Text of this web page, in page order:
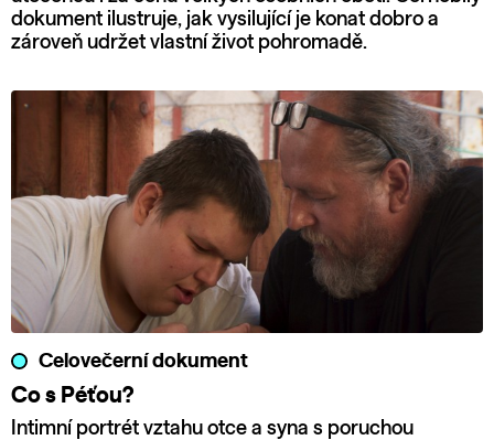
dokument ilustruje, jak vysilující je konat dobro a
zároveň udržet vlastní život pohromadě.
Celovečerní dokument
Co s Péťou?
Intimní portrét vztahu otce a syna s poruchou